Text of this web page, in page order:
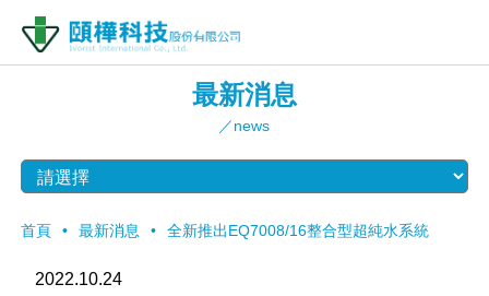
最新消息
／news
首頁 最新消息 全新推出EQ7008/16整合型超純水系統
2022.10.24